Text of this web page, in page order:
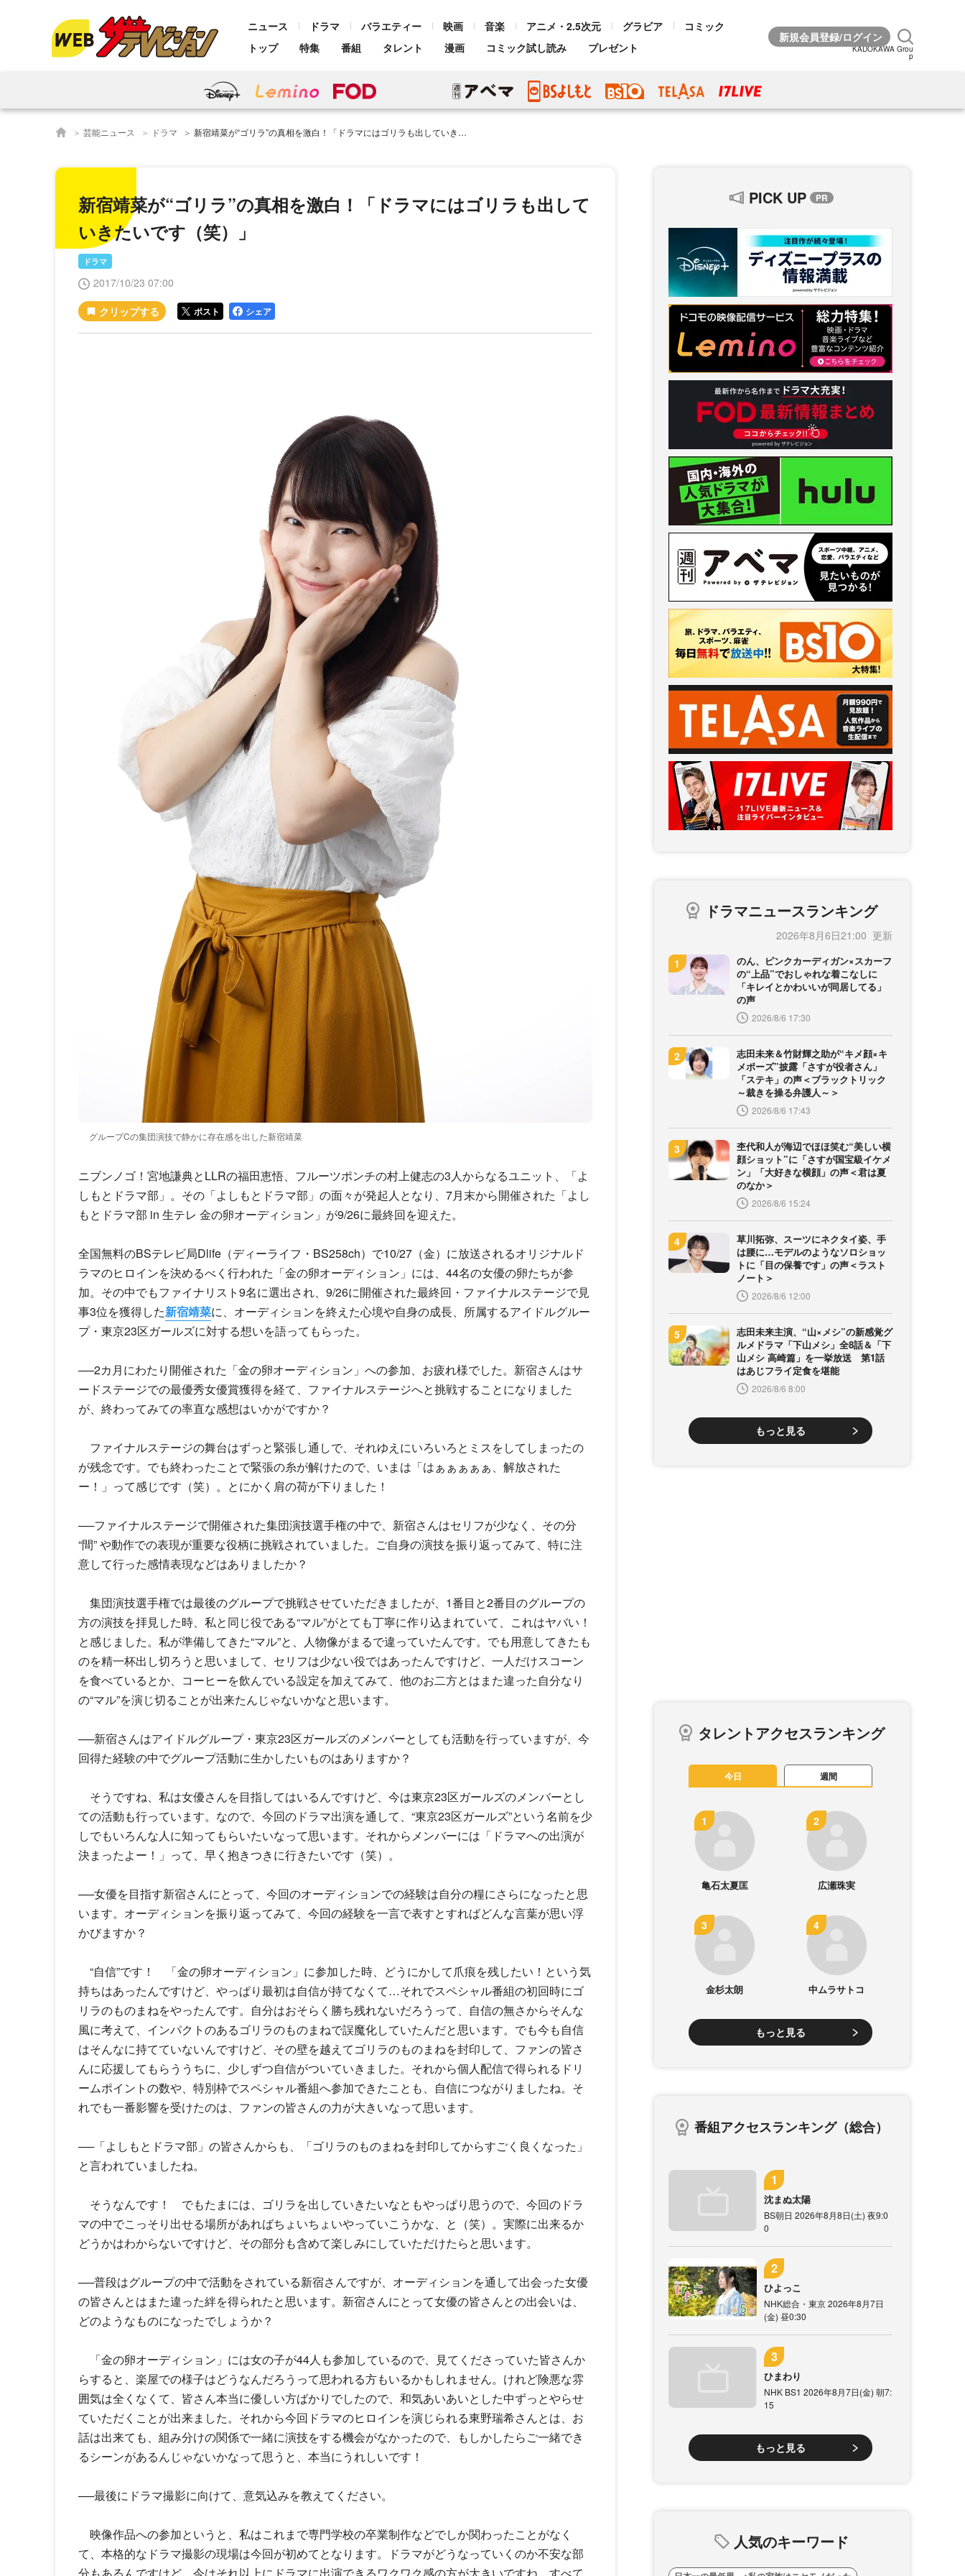
ニュース ドラマ バラエティー 映画 音楽 アニメ・2.5次元 グラビア
コミック
トップ
特集 番組 タレント 漫画 コミック試し読み プレゼント KADOKAWA Grou
p
芸能ニュース ドラマ 新宿靖菜が“ゴリラ”の真相を激白！「ドラマにはゴリラも出していきたいです（笑）」
新宿靖菜が“ゴリラ”の真相を激白！「ドラマにはゴリラも出して
いきたいです（笑）」
ドラマ
2017/10/23 07:00
ポスト シェア
グループCの集団演技で静かに存在感を出した新宿靖菜
ニブンノゴ！宮地謙典とLLRの福田恵悟、フルーツポンチの村上健志の3人からなるユニット、「よ
しもとドラマ部」。その「よしもとドラマ部」の面々が発起人となり、7月末から開催された「よし
もとドラマ部 in 生テレ 金の卵オーディション」が9/26に最終回を迎えた。
全国無料のBSテレビ局Dlife（ディーライフ・BS258ch）で10/27（金）に放送されるオリジナルド
ラマのヒロインを決めるべく行われた「金の卵オーディション」には、44名の女優の卵たちが参
加。その中でもファイナリスト9名に選出され、9/26に開催された最終回・ファイナルステージで見
事3位を獲得した新宿靖菜に、オーディションを終えた心境や自身の成長、所属するアイドルグルー
プ・東京23区ガールズに対する想いを語ってもらった。
──2カ月にわたり開催された「金の卵オーディション」への参加、お疲れ様でした。新宿さんはサ
ードステージでの最優秀女優賞獲得を経て、ファイナルステージへと挑戦することになりました
が、終わってみての率直な感想はいかがですか？
ファイナルステージの舞台はずっと緊張し通しで、それゆえにいろいろとミスをしてしまったの
が残念です。でも終わったことで緊張の糸が解けたので、いまは「はぁぁぁぁぁ、解放された
ー！」って感じです（笑）。とにかく肩の荷が下りました！
──ファイナルステージで開催された集団演技選手権の中で、新宿さんはセリフが少なく、その分
“間” や動作での表現が重要な役柄に挑戦されていました。ご自身の演技を振り返ってみて、特に注
意して行った感情表現などはありましたか？
集団演技選手権では最後のグループで挑戦させていただきましたが、1番目と2番目のグループの
方の演技を拝見した時、私と同じ役である“マル”がとても丁寧に作り込まれていて、これはヤバい！
と感じました。私が準備してきた“マル”と、人物像がまるで違っていたんです。でも用意してきたも
のを精一杯出し切ろうと思いまして、セリフは少ない役ではあったんですけど、一人だけスコーン
を食べているとか、コーヒーを飲んでいる設定を加えてみて、他のお二方とはまた違った自分なり
の“マル”を演じ切ることが出来たんじゃないかなと思います。
──新宿さんはアイドルグループ・東京23区ガールズのメンバーとしても活動を行っていますが、今
回得た経験の中でグループ活動に生かしたいものはありますか？
そうですね、私は女優さんを目指してはいるんですけど、今は東京23区ガールズのメンバーとし
ての活動も行っています。なので、今回のドラマ出演を通して、“東京23区ガールズ”という名前を少
しでもいろんな人に知ってもらいたいなって思います。それからメンバーには「ドラマへの出演が
決まったよー！」って、早く抱きつきに行きたいです（笑）。
──女優を目指す新宿さんにとって、今回のオーディションでの経験は自分の糧にさらになったと思
います。オーディションを振り返ってみて、今回の経験を一言で表すとすればどんな言葉が思い浮
かびますか？
“自信”です！ 「金の卵オーディション」に参加した時、どうにかして爪痕を残したい！という気
持ちはあったんですけど、やっぱり最初は自信が持てなくて…それでスペシャル番組の初回時にゴ
リラのものまねをやったんです。自分はおそらく勝ち残れないだろうって、自信の無さからそんな
風に考えて、インパクトのあるゴリラのものまねで誤魔化していたんだと思います。でも今も自信
はそんなに持てていないんですけど、その壁を越えてゴリラのものまねを封印して、ファンの皆さ
んに応援してもらううちに、少しずつ自信がついていきました。それから個人配信で得られるドリ
ームポイントの数や、特別枠でスペシャル番組へ参加できたことも、自信につながりましたね。そ
れでも一番影響を受けたのは、ファンの皆さんの力が大きいなって思います。
──「よしもとドラマ部」の皆さんからも、「ゴリラのものまねを封印してからすごく良くなった」
と言われていましたね。
そうなんです！ でもたまには、ゴリラを出していきたいなともやっぱり思うので、今回のドラ
マの中でこっそり出せる場所があればちょいちょいやっていこうかな、と（笑）。実際に出来るか
どうかはわからないですけど、その部分も含めて楽しみにしていただけたらと思います。
──普段はグループの中で活動をされている新宿さんですが、オーディションを通して出会った女優
の皆さんとはまた違った絆を得られたと思います。新宿さんにとって女優の皆さんとの出会いは、
どのようなものになったでしょうか？
「金の卵オーディション」には女の子が44人も参加しているので、見てくださっていた皆さんか
らすると、楽屋での様子はどうなんだろうって思われる方もいるかもしれません。けれど険悪な雰
囲気は全くなくて、皆さん本当に優しい方ばかりでしたので、和気あいあいとした中ずっとやらせ
ていただくことが出来ました。それから今回ドラマのヒロインを演じられる東野瑞希さんとは、お
話は出来ても、組み分けの関係で一緒に演技をする機会がなかったので、もしかしたらご一緒でき
るシーンがあるんじゃないかなって思うと、本当にうれしいです！
──最後にドラマ撮影に向けて、意気込みを教えてください。
映像作品への参加というと、私はこれまで専門学校の卒業制作などでしか関わったことがなく
て、本格的なドラマ撮影の現場は今回が初めてとなります。ドラマがどうなっていくのか不安な部
分もあるんですけど、今はそれ以上にドラマに出演できるワクワク感の方が大きいですね。すべて
PICK UP
ドラマニュースランキング
2026年8月6日21:00
のん、ピンクカーディガン×スカーフ
の“上品”でおしゃれな着こなしに
「キレイとかわいいが同居してる」
の声
2026/8/6 17:30
志田未来＆竹財輝之助が“キメ顔×キ
メポーズ”披露「さすが役者さん」
「ステキ」の声＜ブラックトリック
～裁きを操る弁護人～＞
2026/8/6 17:43
杢代和人が海辺でほほ笑む“美しい横
顔ショット”に「さすが国宝級イケメ
ン」「大好きな横顔」の声＜君は夏
のなか＞
2026/8/6 15:24
草川拓弥、スーツにネクタイ姿、手
は腰に…モデルのようなソロショッ
トに「目の保養です」の声＜ラスト
ノート＞
2026/8/6 12:00
志田未来主演、“山×メシ”の新感覚グ
ルメドラマ「下山メシ」全8話＆「下
山メシ 高崎篇」を一挙放送 第1話
はあじフライ定食を堪能
2026/8/6 8:00
もっと見る
タレントアクセスランキング
今日 週間
亀石太夏匡 広瀬珠実
金杉太朗 中ムラサトコ
もっと見る
番組アクセスランキング（総合）
沈まぬ太陽
BS朝日 2026年8月8日(土) 夜9:0
0
ひよっこ
NHK総合・東京 2026年8月7日
(金) 昼0:30
ひまわり
NHK BS1 2026年8月7日(金) 朝7:
15
もっと見る
人気のキーワード